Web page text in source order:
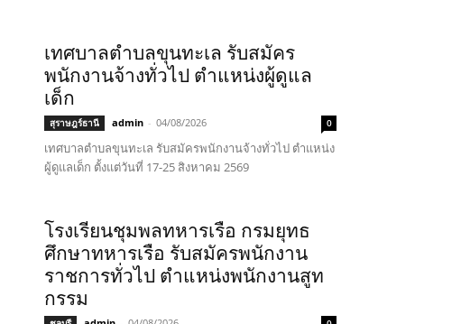
เทศบาลตำบลขุนทะเล รับสมัคร
พนักงานจ้างทั่วไป ตำแหน่งผู้ดูแล
เด็ก
สุราษฎร์ธานี admin - 04/08/2026 0
เทศบาลตำบลขุนทะเล รับสมัครพนักงานจ้างทั่วไป ตำแหน่ง
ผู้ดูแลเด็ก ตั้งแต่วันที่ 17-25 สิงหาคม 2569
โรงเรียนชุมพลทหารเรือ กรมยุทธ
ศึกษาทหารเรือ รับสมัครพนักงาน
ราชการทั่วไป ตำแหน่งพนักงานสูท
กรรม